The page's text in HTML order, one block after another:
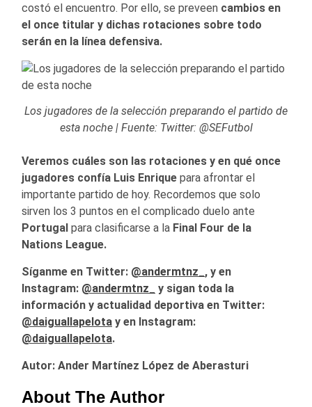
costó el encuentro. Por ello, se preveen cambios en
el once titular y dichas rotaciones sobre todo
serán en la línea defensiva.
Los jugadores de la selección preparando el partido de
esta noche | Fuente: Twitter: @SEFutbol
Veremos cuáles son las rotaciones y en qué once
jugadores confía Luis Enrique para afrontar el
importante partido de hoy. Recordemos que solo
sirven los 3 puntos en el complicado duelo ante
Portugal para clasificarse a la Final Four de la
Nations League.
Síganme en Twitter: @andermtnz_ , y en
Instagram: @andermtnz_
y sigan toda la
información y actualidad deportiva en Twitter:
@daiguallapelota y en Instagram:
@daiguallapelota.
Autor: Ander Martínez López de Aberasturi
About The Author